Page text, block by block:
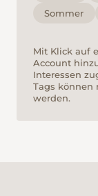
Sommer
Mit Klick auf
Account
Interessen
Tags können
werden.